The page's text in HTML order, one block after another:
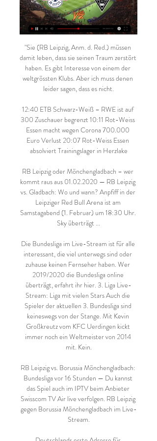
"Sie (RB Leipzig, Anm. d. Red.) müssen
damit leben, dass sie seinen Traum zerstört
haben. Es gibt Interesse von einem der
weltgrössten Klubs. Aber ich muss denen
leider sagen, dass es nicht.
12:40 ETB Schwarz-Weiß – RWE ist auf
300 Zuschauer begrenzt 10:11 Rot-Weiss
Essen macht wegen Corona 700.000
Euro Verlust 20:07 Rot-Weiss Essen
absolviert Trainingslager in Herzlake
RB Leipzig oder Mönchengladbach – wer
kommt raus aus 01.02.2020 — RB Leipzig
vs. Gladbach: Wo und wann? Anpfiff in der
Leipziger Red Bull Arena ist am
Samstagabend (1. Februar) um 18:30 Uhr.
Sky überträgt ...
Die Bundesliga im Live-Stream ist für alle
interessant, die viel unterwegs sind oder
zuhause keinen Fernseher haben. Wer
2019/2020 die Bundesliga online
überträgt, erfahrt ihr hier. 3. Liga Live-
Stream: Liga mit vielen Stars Auch die
Spieler der aktuellen 3. Bundesliga sind
keineswegs von der Stange. Mit Kevin
Großkreutz vom KFC Uerdingen kickt
immer noch ein Weltmeister von 2014
mit. Kein.
RB Leipzig vs. Borussia Mönchengladbach:
Bundesliga vor 16 Stunden — Du kannst
das Spiel auch im IPTV beim Anbieter
Swisscom TV Air live verfolgen. RB Leipzig
gegen Borussia Mönchengladbach im Live-
Stream.